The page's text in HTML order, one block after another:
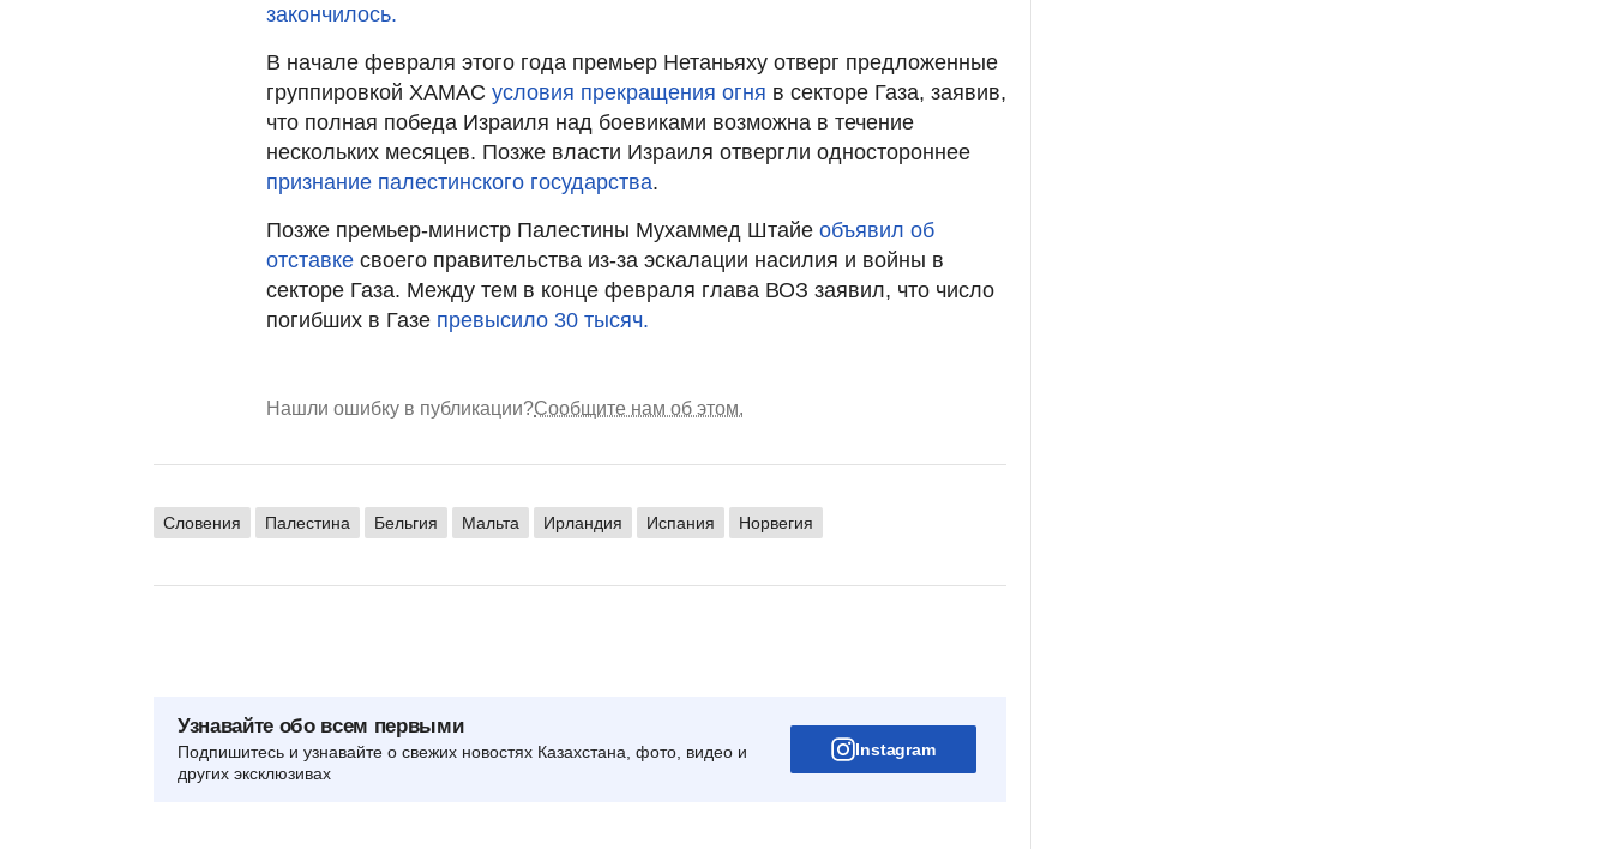
закончилось.
В начале февраля этого года премьер Нетаньяху отверг предложенные
группировкой ХАМАС условия прекращения огня в секторе Газа, заявив,
что полная победа Израиля над боевиками возможна в течение
нескольких месяцев. Позже власти Израиля отвергли одностороннее
признание палестинского государства.
Позже премьер-министр Палестины Мухаммед Штайе объявил об
отставке своего правительства из-за эскалации насилия и войны в
секторе Газа. Между тем в конце февраля глава ВОЗ заявил, что число
погибших в Газе превысило 30 тысяч.
Нашли ошибку в публикации?Сообщите нам об этом.
Словения Палестина Бельгия Мальта Ирландия Испания Норвегия
Узнавайте обо всем первыми
Подпишитесь и узнавайте о свежих новостях Казахстана, фото, видео и
других эксклюзивах
Instagram